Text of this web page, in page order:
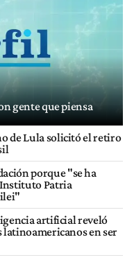
gente que piensa
de Lula solicitó el retiro
porque "se ha
Patria
artificial reveló
latinoamericanos en ser